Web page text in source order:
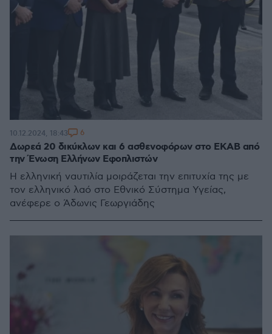
Δωρεά 20 δικύκλων και 6 ασθενοφόρων στο ΕΚΑΒ από
την Ένωση Ελλήνων Εφοπλιστών
H ελληνική ναυτιλία μοιράζεται την επιτυχία της με
τον ελληνικό λαό στο Εθνικό Σύστημα Υγείας,
ανέφερε ο Άδωνις Γεωργιάδης
10.12.2024, 18:43 6